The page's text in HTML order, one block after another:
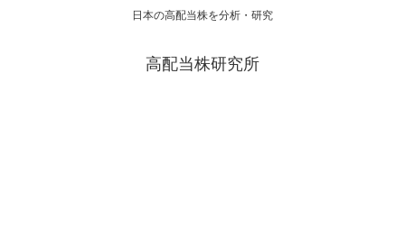
日本の高配当株を分析・研究
高配当株研究所